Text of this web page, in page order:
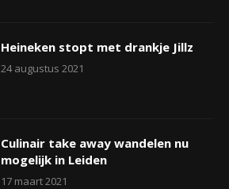
Heineken stopt met drankje Jillz
24 augustus 2021
Culinair take away wandelen nu
mogelijk in Leiden
17 maart 2021